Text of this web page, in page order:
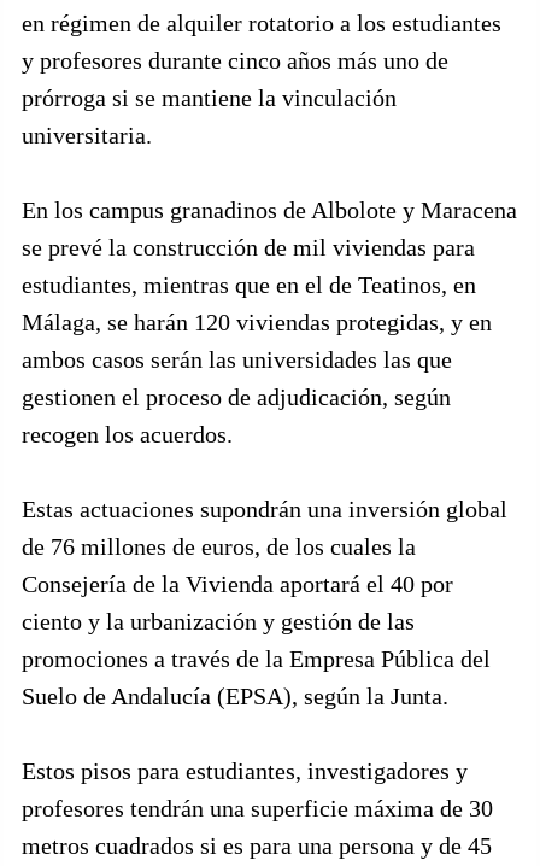
en régimen de alquiler rotatorio a los estudiantes
y profesores durante cinco años más uno de
prórroga si se mantiene la vinculación
universitaria.
En los campus granadinos de Albolote y Maracena
se prevé la construcción de mil viviendas para
estudiantes, mientras que en el de Teatinos, en
Málaga, se harán 120 viviendas protegidas, y en
ambos casos serán las universidades las que
gestionen el proceso de adjudicación, según
recogen los acuerdos.
Estas actuaciones supondrán una inversión global
de 76 millones de euros, de los cuales la
Consejería de la Vivienda aportará el 40 por
ciento y la urbanización y gestión de las
promociones a través de la Empresa Pública del
Suelo de Andalucía (EPSA), según la Junta.
Estos pisos para estudiantes, investigadores y
profesores tendrán una superficie máxima de 30
metros cuadrados si es para una persona y de 45